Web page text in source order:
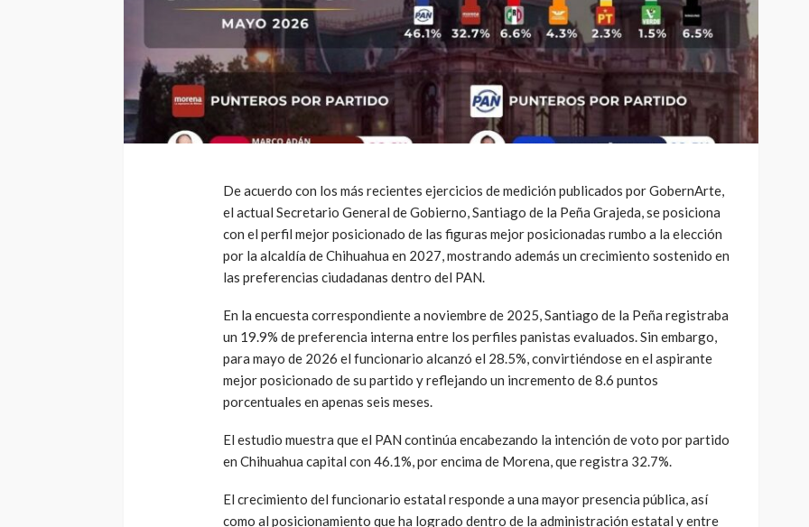
De acuerdo con los más recientes ejercicios de medición publicados por GobernArte,
el actual Secretario General de Gobierno, Santiago de la Peña Grajeda, se posiciona
con el perfil mejor posicionado de las figuras mejor posicionadas rumbo a la elección
por la alcaldía de Chihuahua en 2027, mostrando además un crecimiento sostenido en
las preferencias ciudadanas dentro del PAN.
En la encuesta correspondiente a noviembre de 2025, Santiago de la Peña registraba
un 19.9% de preferencia interna entre los perfiles panistas evaluados. Sin embargo,
para mayo de 2026 el funcionario alcanzó el 28.5%, convirtiéndose en el aspirante
mejor posicionado de su partido y reflejando un incremento de 8.6 puntos
porcentuales en apenas seis meses.
El estudio muestra que el PAN continúa encabezando la intención de voto por partido
en Chihuahua capital con 46.1%, por encima de Morena, que registra 32.7%.
El crecimiento del funcionario estatal responde a una mayor presencia pública, así
como al posicionamiento que ha logrado dentro de la administración estatal y entre